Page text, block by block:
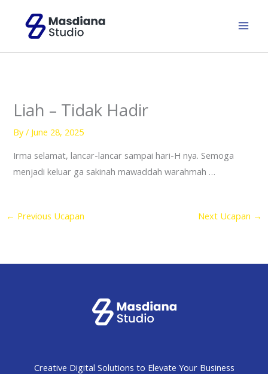
content
Liah – Tidak Hadir
By/ June 28, 2025
Irma selamat, lancar-lancar sampai hari-H nya. Semoga
menjadi keluar ga sakinah mawaddah warahmah …
← Previous Ucapan Next Ucapan →
Creative Digital Solutions to Elevate Your Business